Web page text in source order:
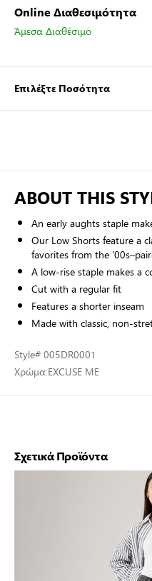
Online Διαθεσιμότητα
Άμεσα Διαθέσιμο
Επιλέξτε Ποσότητα
ABOUT THIS
An early aughts staple
Our Low Shorts feature a
favorites from the
A low-rise staple makes a
Cut with a regular fit
Features a shorter inseam
Made with classic, non-
Style# 005DR0001
Χρώμα:EXCUSE ME
Σχετικά Προϊόντα